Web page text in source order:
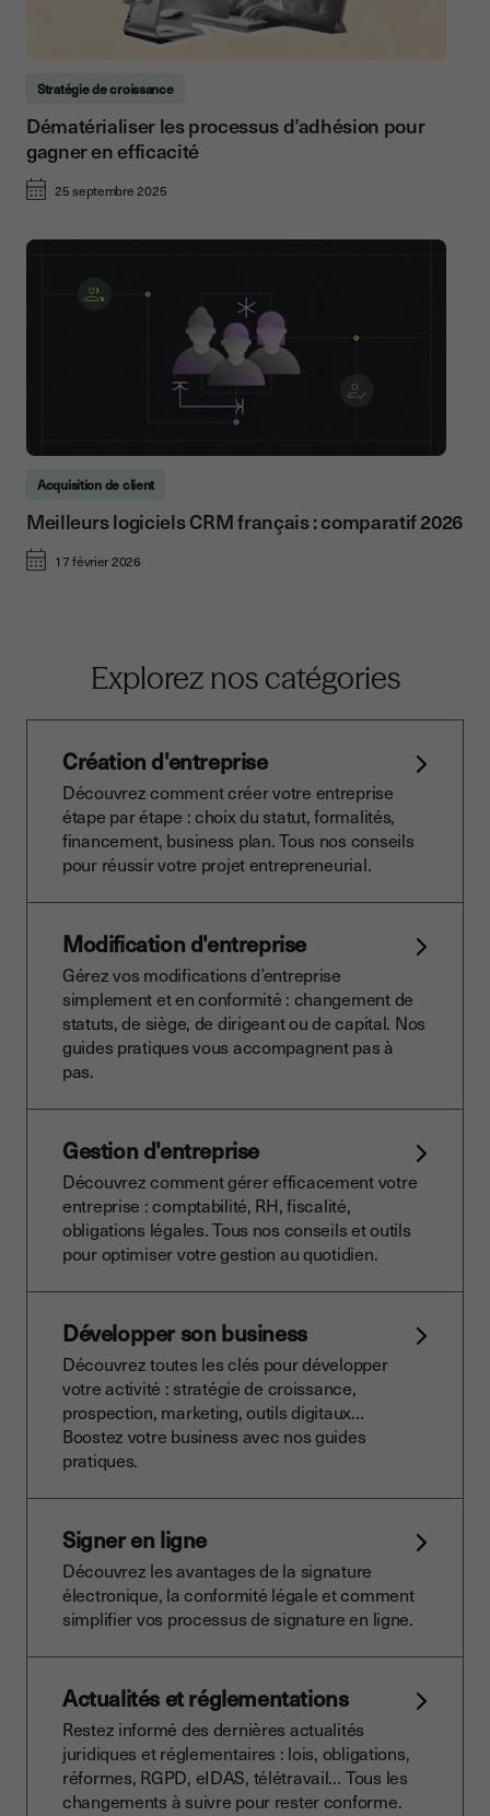
Stratégie de croissance
Dématérialiser les processus d’adhésion pour
gagner en efficacité
25 septembre 2025
Acquisition de client
Meilleurs logiciels CRM français : comparatif 2026
17 février 2026
Explorez nos catégories
Création d'entreprise
Découvrez comment créer votre entreprise
étape par étape : choix du statut, formalités,
financement, business plan. Tous nos conseils
pour réussir votre projet entrepreneurial.
Modification d'entreprise
Gérez vos modifications d’entreprise
simplement et en conformité : changement de
statuts, de siège, de dirigeant ou de capital. Nos
guides pratiques vous accompagnent pas à
pas.
Gestion d'entreprise
Découvrez comment gérer efficacement votre
entreprise : comptabilité, RH, fiscalité,
obligations légales. Tous nos conseils et outils
pour optimiser votre gestion au quotidien.
Développer son business
Découvrez toutes les clés pour développer
votre activité : stratégie de croissance,
prospection, marketing, outils digitaux…
Boostez votre business avec nos guides
pratiques.
Signer en ligne
Découvrez les avantages de la signature
électronique, la conformité légale et comment
simplifier vos processus de signature en ligne.
Actualités et réglementations
Restez informé des dernières actualités
juridiques et réglementaires : lois, obligations,
réformes, RGPD, eIDAS, télétravail… Tous les
changements à suivre pour rester conforme.